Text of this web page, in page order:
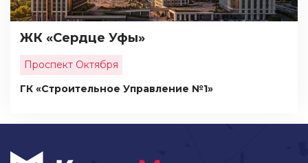
ЖК «Сердце Уфы»
Проспект Октября
ГК «Строительное Управление №1»